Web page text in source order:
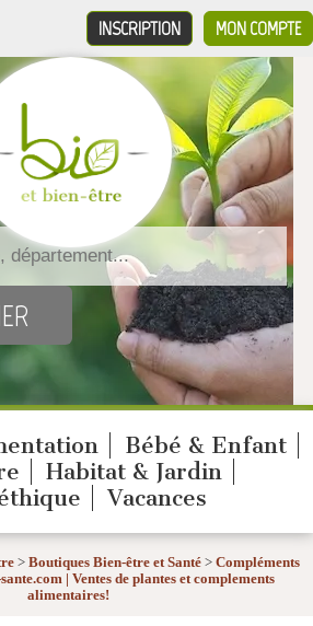
MON COMPTE
INSCRIPTION
Bébé & Enfant
Habitat & Jardin
Vacances
> Boutiques Bien-être et Santé> Compléments
| Ventes de plantes et complements
alimentaires!